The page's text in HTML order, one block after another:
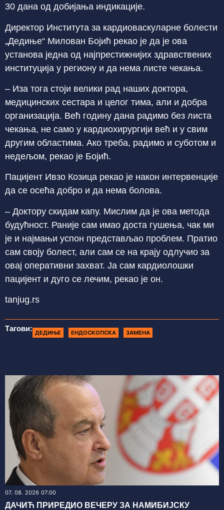
30 дана од добијања индикације.
Директор Института за кардиоваскуларне болести
„Дедиње“ Милован Бојић рекао је да је ова
установа једна од најпрестижнијих здравствених
институција у региону и да нема листе чекања.
– Иза тога стоји велики рад наших доктора,
медицинских сестара и целог тима, али и добра
организација. Већ годину дана радимо без листа
чекања, не само у кардиохирургији већ и у свим
другим областима. Ако треба, радимо и суботом и
недељом, рекао је Бојић.
Пацијент Ивзо Козица рекао је након интервенције
да се осећа добро и да нема болова.
– Доктору скидам капу. Мислим да је ова метода
будућност. Раније сам имао доста гушења, чак ми
је и најмањи успон представљао проблем. Пратио
сам своју болест, али сам се на крају одлучио за
овај оперативни захват. Ја сам кардиолошки
пацијент и дуго се лечим, рекао је он.
tanjug.rs
Тагови: ДЕДИЊЕ ЕНДОСКОПСКА ЗАМЕНА
07. 08. 2026 07:00
ДАЧИЋ ПРИРЕДИО ВЕЧЕРУ ЗА НАМИБИЈСКУ